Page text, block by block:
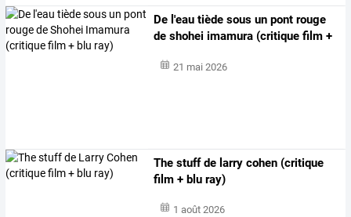
De l'eau tiède sous un pont rouge
de shohei imamura (critique film +
21 mai 2026
The stuff de larry cohen (critique
film + blu ray)
1 août 2026